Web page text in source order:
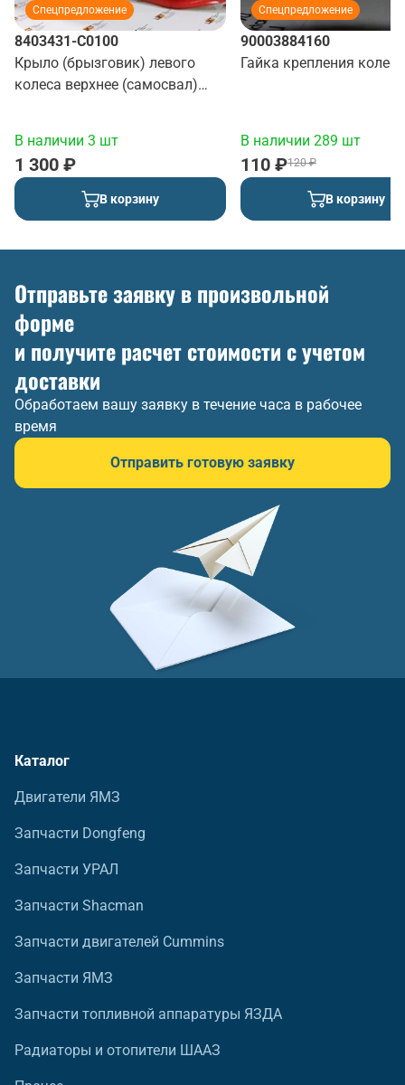
Спецпредложение
8403431-C0100
Крыло (брызговик) левого
колеса верхнее (самосвал)
В наличии 3 шт
1 300 ₽
В корзину
Спецпредложение
90003884160
Гайка крепления
В наличии 289 шт
120 ₽
110 ₽
В корзину
Отправьте заявку в произвольной
форме
и получите расчет стоимости с учетом
доставки
Обработаем вашу заявку в течение часа в рабочее
время
Отправить готовую заявку
Каталог
Двигатели ЯМЗ
Запчасти Dongfeng
Запчасти УРАЛ
Запчасти Shacman
Запчасти двигателей Cummins
Запчасти ЯМЗ
Запчасти топливной аппаратуры ЯЗДА
Радиаторы и отопители ШААЗ